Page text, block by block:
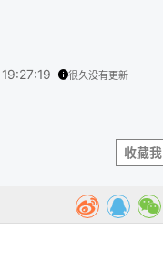
很久没有更新
收藏我